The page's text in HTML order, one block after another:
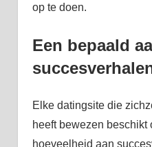
op te doen.
Een bepaald
Elke datingsite die
heeft bewezen beschikt
hoeveelheid aan